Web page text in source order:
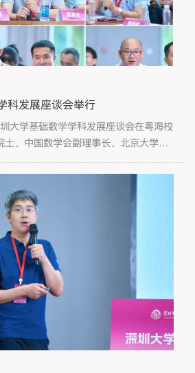
科发展座谈会举行
大学基础数学学科发展座谈会在粤海校
士、中国数学会副理事长、北京大学数
刘若川，四川大学教授吕克宁，澳门大
工大学教授朱长江等来自全国十余所高
家学者应邀出席。深圳大学数学科学学
飞，学院党委书记王瑜、副院长、教授
干教师共同参加会议。会议围绕基础数
...